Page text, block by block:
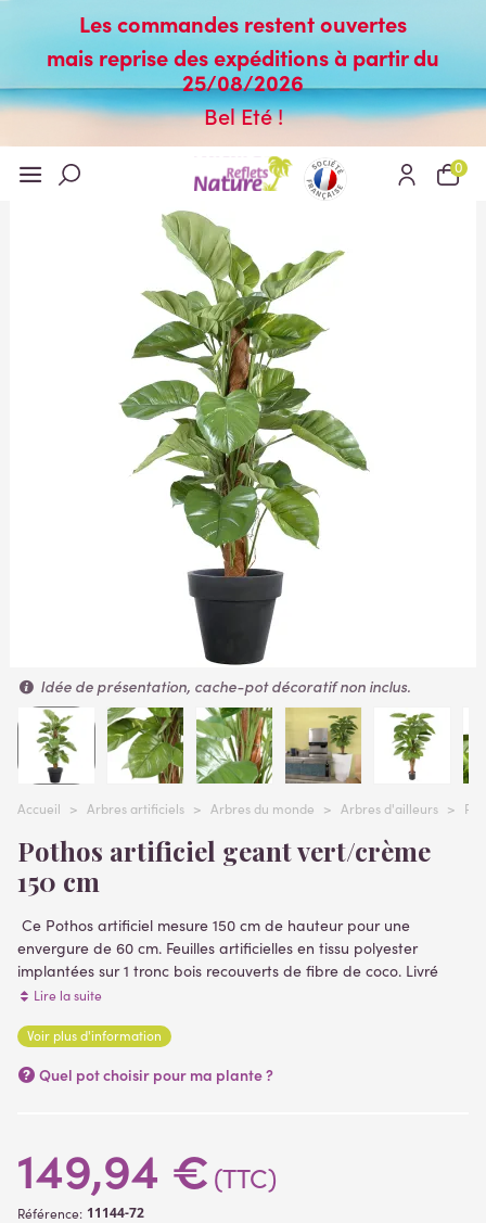
Les commandes restent ouvertes
mais reprise des expéditions à partir du
25/08/2026
Bel Eté !
0
Idée de présentation, cache-pot décoratif non inclus.
Accueil > Arbres artificiels > Arbres du monde > Arbres d'ailleurs >
Pothos artificiel geant vert/crème
150 cm
Ce Pothos artificiel mesure 150 cm de hauteur pour une
envergure de 60 cm. Feuilles artificielles en tissu polyester
implantées sur 1 tronc bois recouverts de fibre de coco. Livré
dans un pot PVC lesté servant de support de fixation.
Lire la suite
Voir plus d'information
Quel pot choisir pour ma plante ?
149,94 € (TTC)
Référence: 11144-72